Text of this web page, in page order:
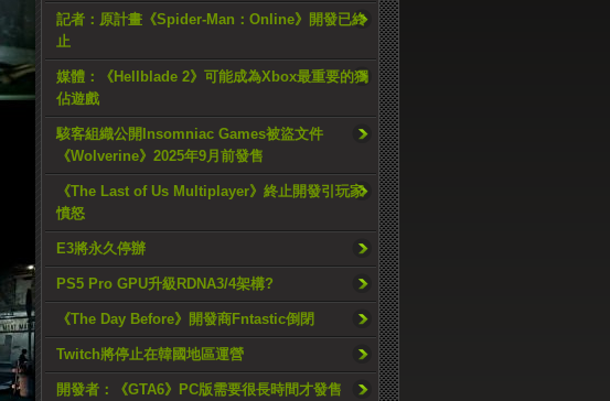
記者：原計畫《Spider-Man：Online》開發已終
止
媒體：《Hellblade 2》可能成為Xbox最重要的獨
佔遊戲
駭客組織公開Insomniac Games被盜文件
《Wolverine》2025年9月前發售
《The Last of Us Multiplayer》終止開發引玩家
憤怒
E3將永久停辦
PS5 Pro GPU升級RDNA3/4架構?
《The Day Before》開發商Fntastic倒閉
Twitch將停止在韓國地區運營
開發者：《GTA6》PC版需要很長時間才發售